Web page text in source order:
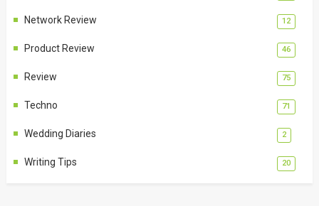
Network Review 12
Product Review 46
Review 75
Techno 71
Wedding Diaries 2
Writing Tips 20